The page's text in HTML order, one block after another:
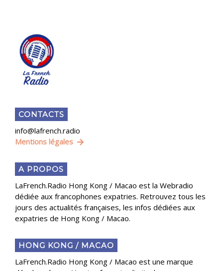
CONTACTS
info@lafrench.radio
Mentions légales
A PROPOS
LaFrench.Radio Hong Kong / Macao est la Webradio
dédiée aux francophones expatries. Retrouvez tous les
jours des actualités françaises, les infos dédiées aux
expatries de Hong Kong / Macao.
HONG KONG / MACAO
LaFrench.Radio Hong Kong / Macao est une marque